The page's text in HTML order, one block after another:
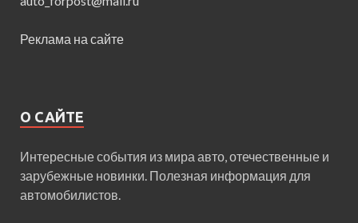
Реклама на сайте
О САЙТЕ
Интересные события из мира авто, отечественные и
зарубежные новинки. Полезная информация для
автомобилистов.